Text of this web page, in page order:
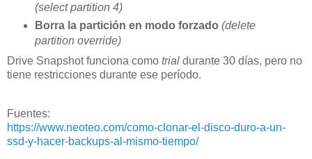
(select partition 4)
Borra la partición en modo forzado (delete
partition override)
Drive Snapshot funciona como trial durante 30 días, pero no
tiene restricciones durante ese período.
Fuentes:
https://www.neoteo.com/como-clonar-el-disco-duro-a-un-
ssd-y-hacer-backups-al-mismo-tiempo/